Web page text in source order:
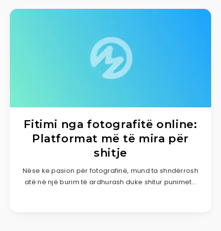
Fitimi nga fotografitë online:
Platformat më të mira për
shitje
Nëse ke pasion për fotografinë, mund ta shndërrosh
atë në një burim të ardhurash duke shitur punimet…